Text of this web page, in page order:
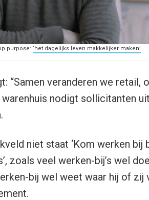
purpose: ‘het dagelijks leven makkelijker maken’
“Samen veranderen we retail,
nodigt sollicitanten
niet staat ‘Kom werken bij
zoals veel werken-bij’s wel
bij wel weet waar hij of